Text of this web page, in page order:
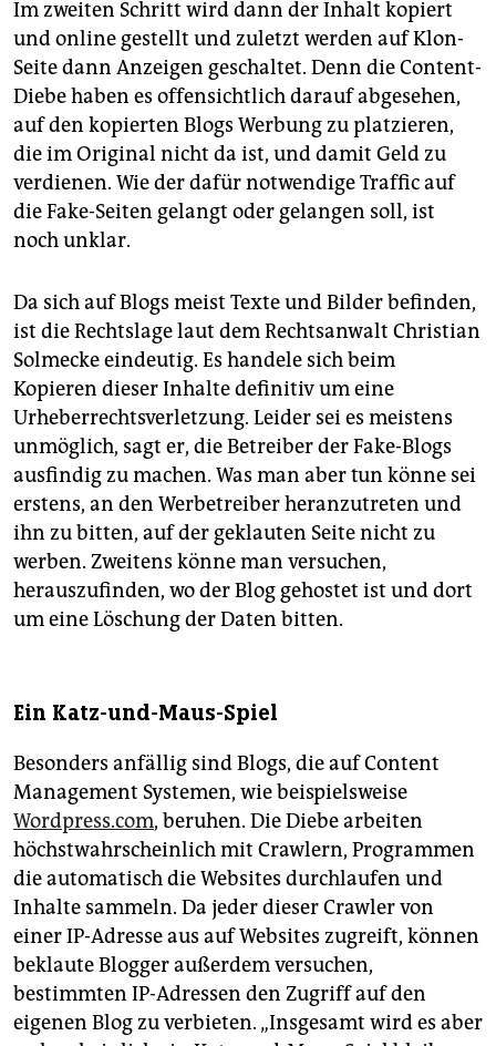
Im zweiten Schritt wird dann der Inhalt kopiert
und online gestellt und zuletzt werden auf Klon-
Seite dann Anzeigen geschaltet. Denn die Content-
Diebe haben es offensichtlich darauf abgesehen,
auf den kopierten Blogs Werbung zu platzieren,
die im Original nicht da ist, und damit Geld zu
verdienen. Wie der dafür notwendige Traffic auf
die Fake-Seiten gelangt oder gelangen soll, ist
noch unklar.
Da sich auf Blogs meist Texte und Bilder befinden,
ist die Rechtslage laut dem Rechtsanwalt Christian
Solmecke eindeutig. Es handele sich beim
Kopieren dieser Inhalte definitiv um eine
Urheberrechtsverletzung. Leider sei es meistens
unmöglich, sagt er, die Betreiber der Fake-Blogs
ausfindig zu machen. Was man aber tun könne sei
erstens, an den Werbetreiber heranzutreten und
ihn zu bitten, auf der geklauten Seite nicht zu
werben. Zweitens könne man versuchen,
herauszufinden, wo der Blog gehostet ist und dort
um eine Löschung der Daten bitten.
Ein Katz-und-Maus-Spiel
Besonders anfällig sind Blogs, die auf Content
Management Systemen, wie beispielsweise
Wordpress.com, beruhen. Die Diebe arbeiten
höchstwahrscheinlich mit Crawlern, Programmen
die automatisch die Websites durchlaufen und
Inhalte sammeln. Da jeder dieser Crawler von
einer IP-Adresse aus auf Websites zugreift, können
beklaute Blogger außerdem versuchen,
bestimmten IP-Adressen den Zugriff auf den
eigenen Blog zu verbieten. „Insgesamt wird es aber